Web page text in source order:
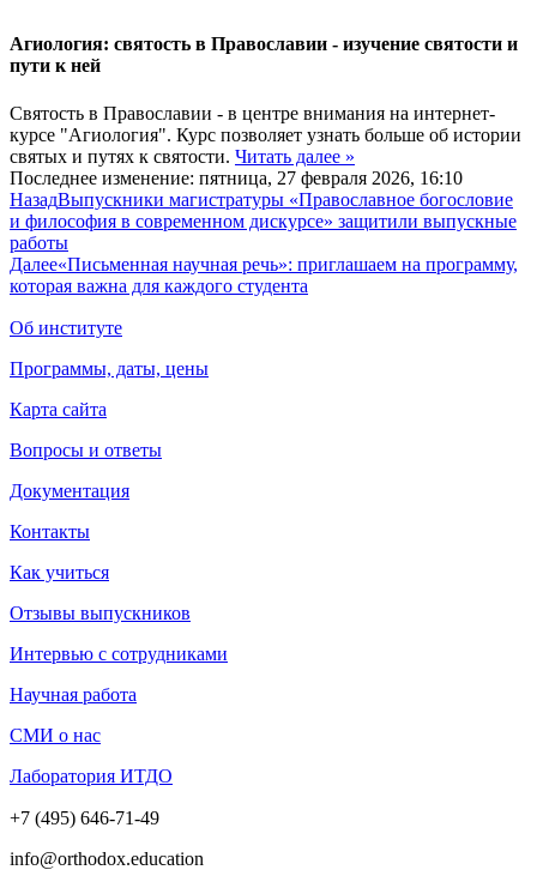
Агиология: святость в Православии - изучение святости и
пути к ней
Святость в Православии - в центре внимания на интернет-
курсе "Агиология". Курс позволяет узнать больше об истории
святых и путях к святости. Читать далее »
Последнее изменение: пятница, 27 февраля 2026, 16:10
НазадВыпускники магистратуры «Православное богословие
и философия в современном дискурсе» защитили выпускные
работы
Далее«Письменная научная речь»: приглашаем на программу,
которая важна для каждого студента
Об институте
Программы, даты, цены
Карта сайта
Вопросы и ответы
Документация
Контакты
Как учиться
Отзывы выпускников
Интервью с сотрудниками
Научная работа
СМИ о нас
Лаборатория ИТДО
+7 (495) 646-71-49
info@orthodox.education